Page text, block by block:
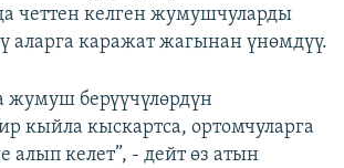
четтен келген жумушчуларды
аларга каражат жагынан үнөмдүү.
жумуш берүүчүлөрдүн
кыйла кыскартса, ортомчуларга
алып келет”, - дейт өз атын